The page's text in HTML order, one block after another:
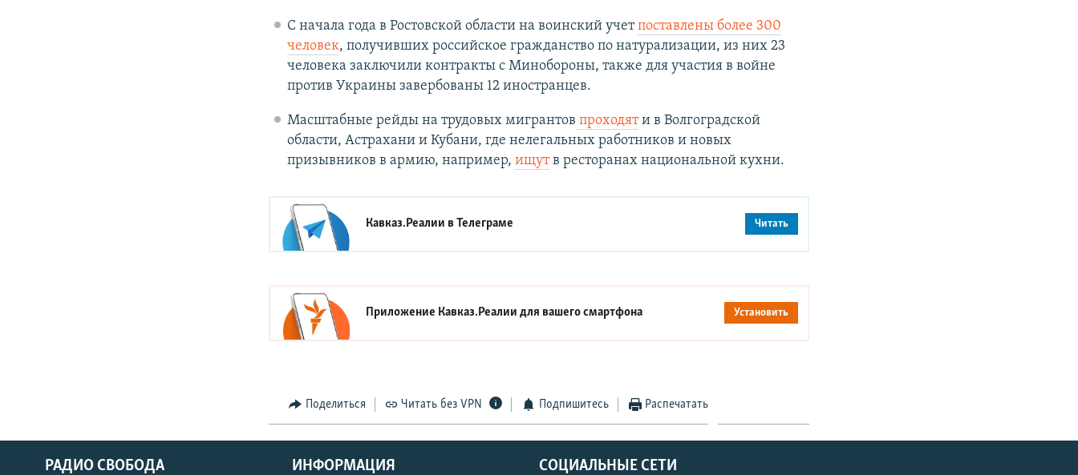
С начала года в Ростовской области на воинский учетпоставлены более 300
человек, получивших российское гражданство по натурализации, из них 23
человека заключили контракты с Минобороны, также для участия в войне
против Украины завербованы 12 иностранцев.
Масштабные рейды на трудовых мигрантов проходяти в Волгоградской
области, Астрахани и Кубани, где нелегальных работников и новых
призывников в армию, например, ищутв ресторанах национальной кухни.
Кавказ.Реалии вТелеграме Читать
Приложение Кавказ.Реалии для вашего смартфона Установить
Поделиться Читать без VPN Подпишитесь Распечатать
СОЦИАЛЬНЫЕ СЕТИ
РАДИО СВОБОДА ИНФОРМАЦИЯ